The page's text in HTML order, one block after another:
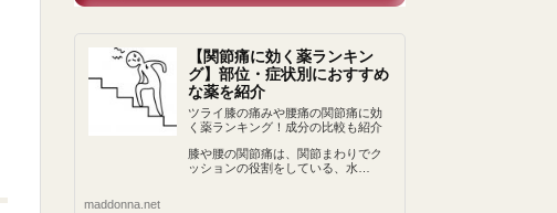
【関節痛に効く薬ランキン
グ】部位・症状別におすすめ
な薬を紹介
ツライ膝の痛みや腰痛の関節痛に効
く薬ランキング！成分の比較も紹介
膝や腰の関節痛は、関節まわりでク
ッションの役割をしている、水…
maddonna.net